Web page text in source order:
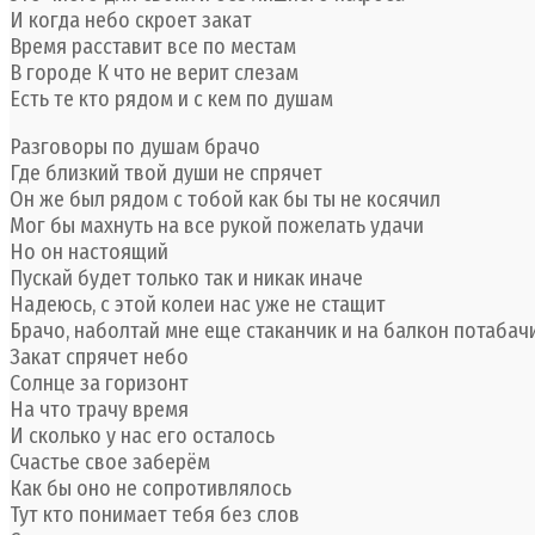
И когда небо скроет закат
Время расставит все по местам
В городе К что не верит слезам
Есть те кто рядом и с кем по душам
Разговоры по душам брачо
Где близкий твой души не спрячет
Он же был рядом с тобой как бы ты не косячил
Мог бы махнуть на все рукой пожелать удачи
Но он настоящий
Пускай будет только так и никак иначе
Надеюсь, с этой колеи нас уже не стащит
Брачо, наболтай мне еще стаканчик и на балкон
Закат спрячет небо
Солнце за горизонт
На что трачу время
И сколько у нас его осталось
Счастье свое заберём
Как бы оно не сопротивлялось
Тут кто понимает тебя без слов